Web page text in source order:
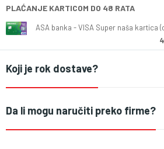
PLAĆANJE KARTICOM DO 48 RATA
ASA banka - VISA Super naša kartica
Koji je rok dostave?
Da li mogu naručiti preko firme?